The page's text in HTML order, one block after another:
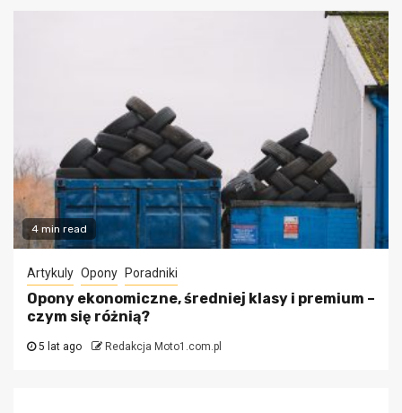
4 min read
Artykuly Opony Poradniki
Opony ekonomiczne, średniej klasy i premium –
czym się różnią?
5 lat ago Redakcja Moto1.com.pl